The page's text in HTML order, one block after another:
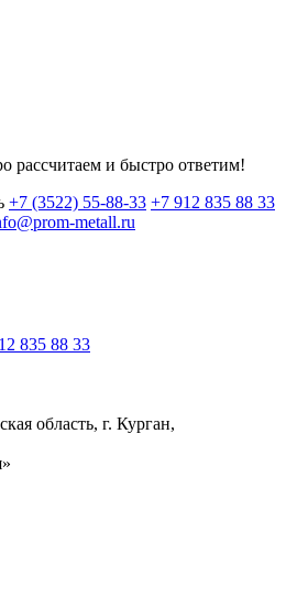
рассчитаем и быстро ответим!
+7 (3522) 55-88-33 +7 912 835 88 33
metall.ru
835 88 33
область, г. Курган,